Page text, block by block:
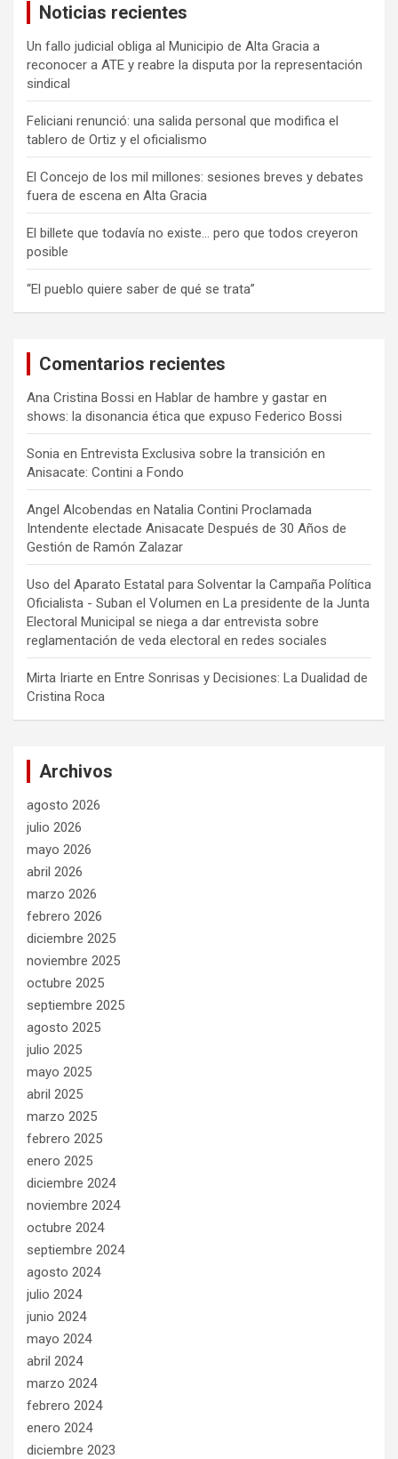
Noticias recientes
Un fallo judicial obliga al Municipio de Alta Gracia a
reconocer a ATE y reabre la disputa por la representación
sindical
Feliciani renunció: una salida personal que modifica el
tablero de Ortiz y el oficialismo
El Concejo de los mil millones: sesiones breves y debates
fuera de escena en Alta Gracia
El billete que todavía no existe… pero que todos creyeron
posible
“El pueblo quiere saber de qué se trata”
Comentarios recientes
Ana Cristina Bossi en Hablar de hambre y gastar en
shows: la disonancia ética que expuso Federico Bossi
Sonia en Entrevista Exclusiva sobre la transición en
Anisacate: Contini a Fondo
Angel Alcobendas en Natalia Contini Proclamada
Intendente electade Anisacate Después de 30 Años de
Gestión de Ramón Zalazar
Uso del Aparato Estatal para Solventar la Campaña Política
Oficialista - Suban el Volumen en La presidente de la Junta
Electoral Municipal se niega a dar entrevista sobre
reglamentación de veda electoral en redes sociales
Mirta Iriarte en Entre Sonrisas y Decisiones: La Dualidad de
Cristina Roca
Archivos
agosto 2026
julio 2026
mayo 2026
abril 2026
marzo 2026
febrero 2026
diciembre 2025
noviembre 2025
octubre 2025
septiembre 2025
agosto 2025
julio 2025
mayo 2025
abril 2025
marzo 2025
febrero 2025
enero 2025
diciembre 2024
noviembre 2024
octubre 2024
septiembre 2024
agosto 2024
julio 2024
junio 2024
mayo 2024
abril 2024
marzo 2024
febrero 2024
enero 2024
diciembre 2023